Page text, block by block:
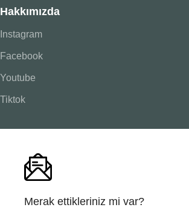
Hakkımızda
Instagram
Facebook
Youtube
Tiktok
Merak ettikleriniz mi var?